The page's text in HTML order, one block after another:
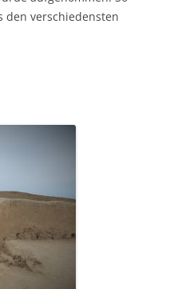
den verschiedensten